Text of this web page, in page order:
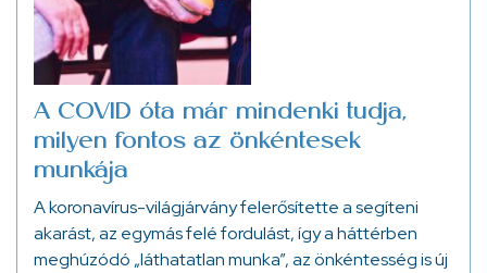
A COVID óta már mindenki tudja,
milyen fontos az önkéntesek
munkája
A koronavírus-világjárvány felerősítette a segíteni
akarást, az egymás felé fordulást, így a háttérben
meghúzódó „láthatatlan munka”, az önkéntesség is új